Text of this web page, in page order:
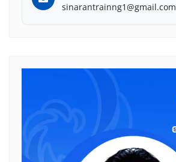
sinarantrainng1@gmail.com